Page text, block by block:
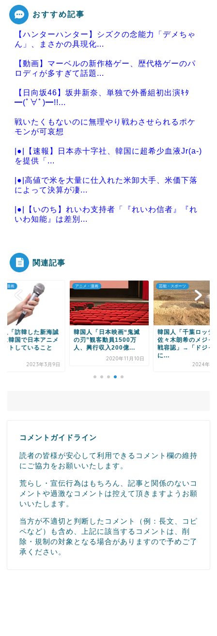
Powered by livedoor 相互RSS
おすすめ記事
【ハンターハンター】シズクの念能力「デメちゃ
ん」、まさかの具現化...
【動画】マーベルの新作格ゲー、歴代格ゲーのパ
ロディが多すぎて話題...
【日向坂46】坂井新奈、単独で外番組初出演ｷﾀ
━(ﾟ∀ﾟ)━!!...
戦いたくもないのに無理やり戦わさせられるポケ
モンが可哀想
|●|【速報】日本赤十字社、韓国に超希少血液Jr(a-)
を提供「...
|●|高値で米を大量に仕入れた米卸大手、米価下落
によって決算が凄...
|●|【いのち】れいわ支持者「『れいわ信者』『れ
いわ知能』は差別...
Powered by livedoor 相互RSS
関連記事
・漫画
人「訪韓した新海誠
に韓国で日本アニメ
ットしていること
2023年3月9日
アニメ・漫画
韓国人「日本映画“鬼滅
の刃”観客動員1500万
人、興行収入200億...
2020年11月10日
芸能・スポーツ
韓国人「千葉ロッテ
佐々木朗希のメジャ
戦容認」→「ドジャ
に...
2024年11
コメントガイドライン
読者の皆様が安心して利用できるコメント欄の維持
にご協力をお願いいたします。
荒らし・宣伝行為はもちろん、記事と関係のないコ
メントや過激なコメントは控えて頂きますようお願
いいたします。
当方が不適切と判断したコメント（例：長文、コピ
ペなど）も含め、上記に該当するコメントは、削
除・規制の対象となる場合がありますので予めご了
承ください。